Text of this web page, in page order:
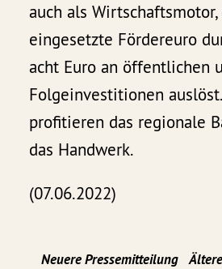
auch als
eingesetzte Fördereuro
acht Euro an öffentlichen
Folgeinvestitionen
profitieren das regionale
das Handwerk.
(07.06.2022)
Neuere Pressemitteilung